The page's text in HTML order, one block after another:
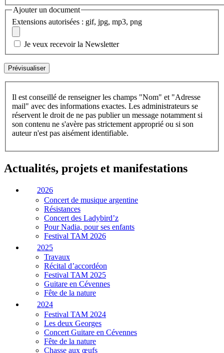
Ajouter un document
Extensions autorisées : gif, jpg, mp3, png
Je veux recevoir la Newsletter
Il est conseillé de renseigner les champs "Nom" et "Adresse
mail" avec des informations exactes. Les administrateurs se
réservent le droit de ne pas publier un message notamment si
son contenu ne s'avère pas strictement approprié ou si son
auteur n'est pas aisément identifiable.
Actualités, projets et manifestations
2026
Concert de musique argentine
Résistances
Concert des Ladybird’z
Pour Nadia, pour ses enfants
Festival TAM 2026
2025
Travaux
Récital d’accordéon
Festival TAM 2025
Guitare en Cévennes
Fête de la nature
2024
Festival TAM 2024
Les deux Georges
Concert Guitare en Cévennes
Fête de la nature
Chasse aux œufs